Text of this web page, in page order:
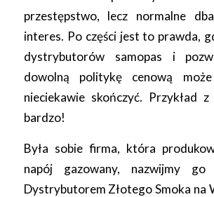
przestępstwo, lecz normalne
interes. Po części jest to prawda,
dystrybutorów samopas i
dowolną politykę cenową
nieciekawie skończyć. Przykład
bardzo!
Była sobie firma, która
napój gazowany, nazwijmy go
Dystrybutorem Złotego Smoka na